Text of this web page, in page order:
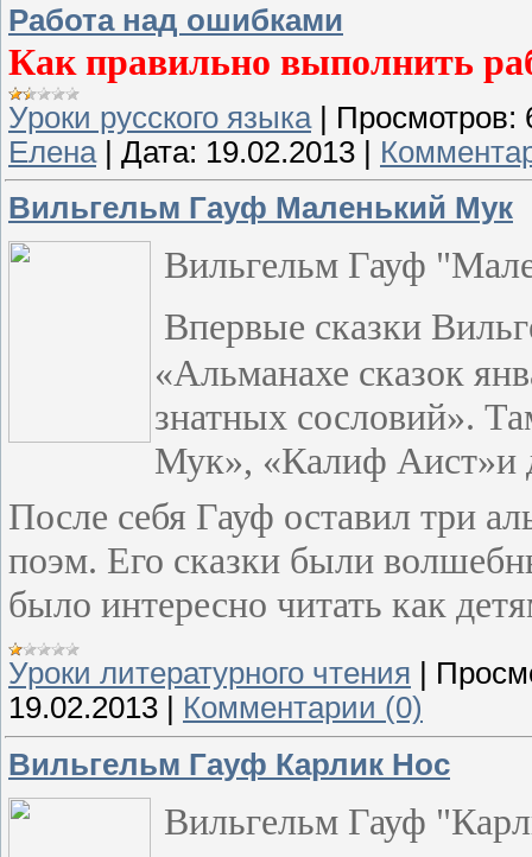
Работа над ошибками
Как правильно выполнить
Уроки русского языка | Просмотров:
Елена | Дата: 19.02.2013 |
Вильгельм Гауф Маленький Мук
Вильгельм Гауф
Впервые сказки
«Альманахе сказок
знатных сословий».
Мук», «Калиф Аист»и
После себя Гауф оставил три
поэм. Его сказки были
было интересно читать как
Уроки литературного чтения
19.02.2013
Комментарии (0)
Вильгельм Гауф Карлик Нос
Вильгельм Гауф